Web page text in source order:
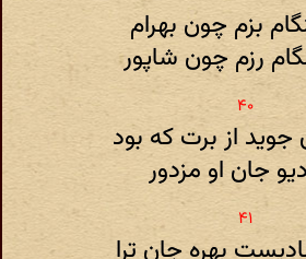
بزم چون بهرام
رزم چون شاپور
جوید از برت که بود
جان او مزدور
بهره جان ترا